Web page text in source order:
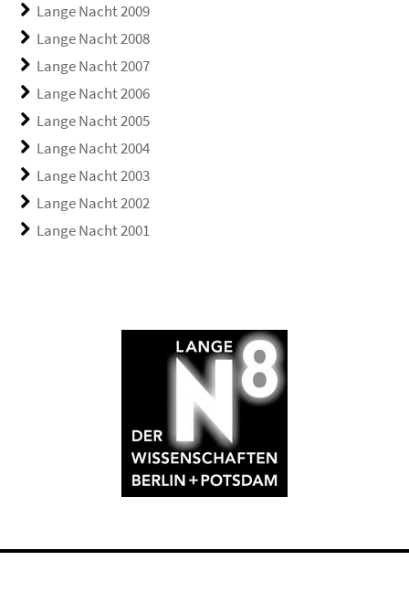
Lange Nacht 2009
Lange Nacht 2008
Lange Nacht 2007
Lange Nacht 2006
Lange Nacht 2005
Lange Nacht 2004
Lange Nacht 2003
Lange Nacht 2002
Lange Nacht 2001